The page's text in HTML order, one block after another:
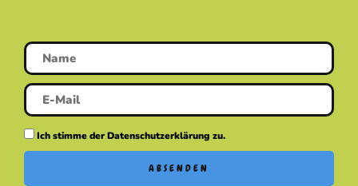
Ich stimme der Datenschutzerklärung zu.
ABSENDEN